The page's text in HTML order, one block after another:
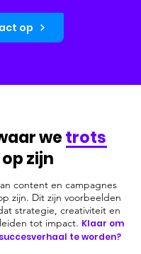
op
wetrots
op zijn
content en campagnes
zijn. Dit zijn voorbeelden
strategie, creativiteit en
tot impact. Klaar om
te worden?